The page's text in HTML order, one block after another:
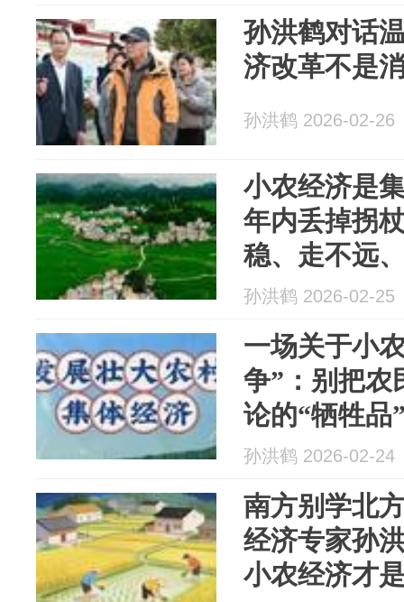
孙洪鹤对话
济改革不是
孙洪鹤 2026-02-26
小农经济是
年内丢掉拐
稳、走不远
孙洪鹤 2026-02-25
一场关于小
争”：别把农
论的“牺牲品
孙洪鹤 2026-02-24
南方别学北
经济专家孙
小农经济才